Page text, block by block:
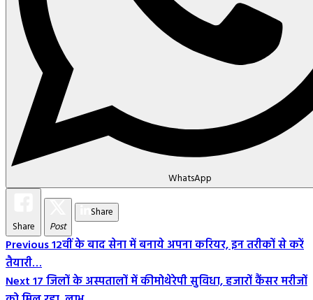
WhatsApp
Share Post
Share
Post
Navigation
Previous12वीं के बाद सेना में बनाये अपना करियर, इन तरीकों से करें
तैयारी…
Next17 जिलों के अस्पतालों में कीमोथेरेपी सुविधा, हजारों कैंसर मरीजों